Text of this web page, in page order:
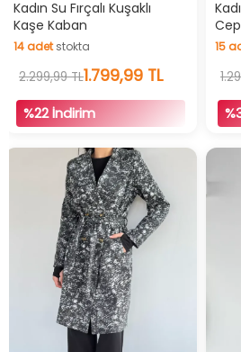
Kadın Su Fırçalı Kuşaklı
Kaşe Kaban
14adetstokta
14 adet stokta
2.299,99 TL1.799,99 TL
%22 İndirim
15
15